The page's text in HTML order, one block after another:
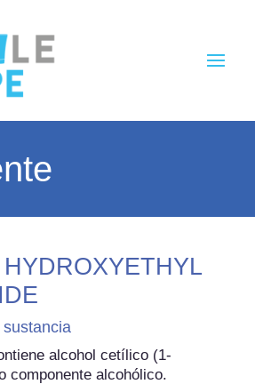
alcohol cetílico (1-
componente alcohólico.